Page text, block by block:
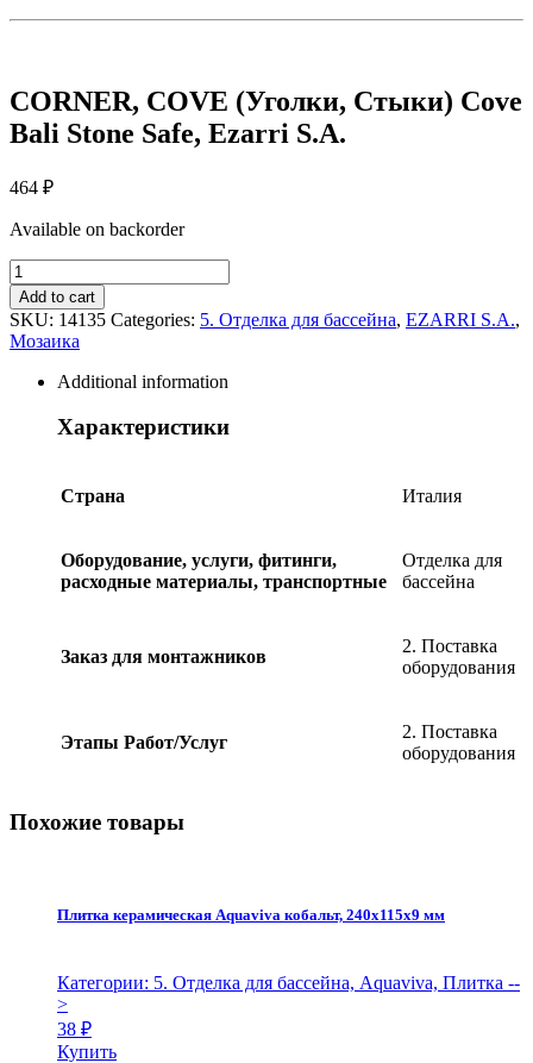
CORNER, COVE (Уголки, Стыки) Cove
Bali Stone Safe, Ezarri S.A.
464 ₽
Available on backorder
CORNER,
COVE
(Уголки,
Стыки)
Cove
Bali
Add to cart
SKU: 14135 Categories: 5. Отделка для бассейна, EZARRI S.A.,
Мозаика
Additional information
Характеристики
Страна Италия
Оборудование, услуги, фитинги,
расходные материалы, транспортные
Отделка для
бассейна
Заказ для монтажников
2. Поставка
оборудования
Этапы Работ/Услуг
2. Поставка
оборудования
Похожие товары
Плитка керамическая Aquaviva кобальт, 240х115х9 мм
Категории: 5. Отделка для бассейна, Aquaviva, Плитка --
>
38 ₽
Купить